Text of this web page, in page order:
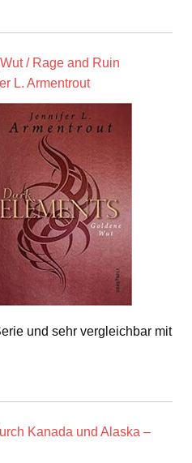
/ Rage and Ruin
L. Armentrout
und sehr vergleichbar mit
Kanada und Alaska –